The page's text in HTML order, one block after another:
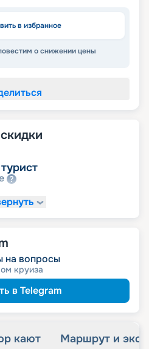
в избранное
о снижении цены
на вопросы
круиза
в Telegram
кают Маршрут и